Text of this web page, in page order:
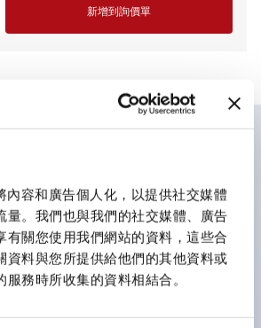
內容和廣告個人化，以提供社交媒體
量。我們也與我們的社交媒體、廣告
有關您使用我們網站的資料，這些合
資料與您所提供給他們的其他資料或
務時所收集的資料相結合。
新增到詢價單
用於設備的開關和切換，適用範圍廣
模組段數的組合，可實現各種接點構